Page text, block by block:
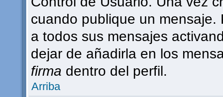
cuando publique un
a todos sus mensajes
dejar de añadirla en los
firma dentro del perfil.
Arriba